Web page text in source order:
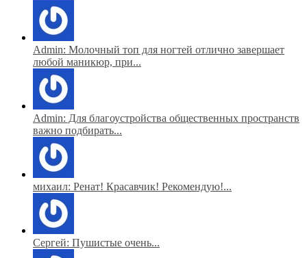
Admin: Молочный топ для ногтей отлично завершает
любой маникюр, при...
Admin: Для благоустройства общественных пространств
важно подбирать...
михаил: Ренат! Красавчик! Рекомендую!...
Сергей: Пушистые очень...